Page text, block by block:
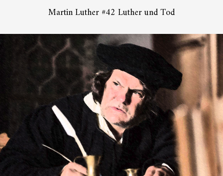
Martin Luther #42 Luther und Tod